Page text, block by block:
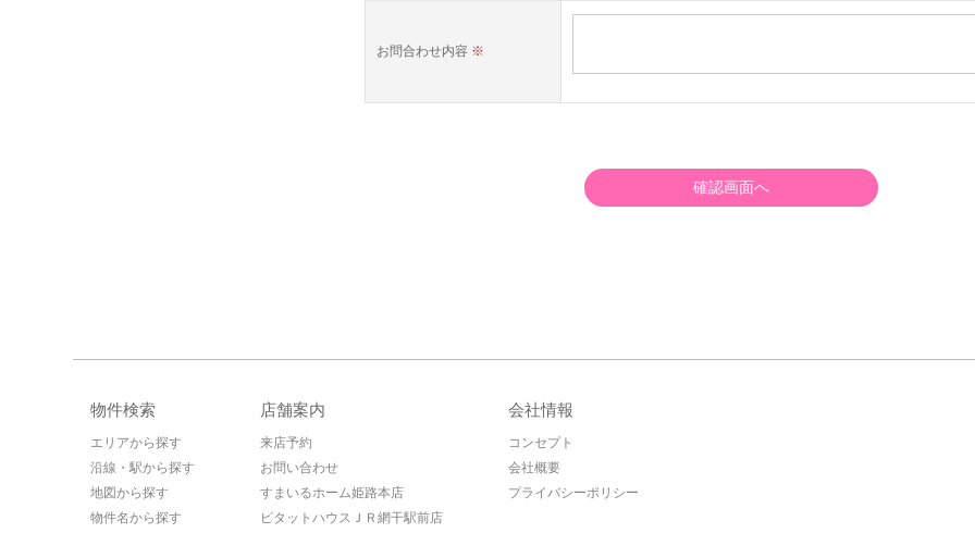
お問合わせ内容 ※
確認画面へ
物件検索
エリアから探す
沿線・駅から探す
地図から探す
物件名から探す
店舗案内
来店予約
お問い合わせ
すまいるホーム姫路本店
ピタットハウスＪＲ網干駅前店
会社情報
コンセプト
会社概要
プライバシーポリシー